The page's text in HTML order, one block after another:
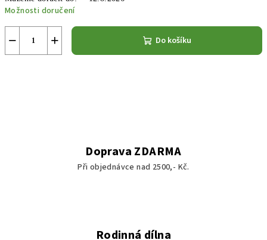
Možnosti doručení
+
− Do košíku
Doprava ZDARMA
Při objednávce nad 2500,- Kč.
Rodinná dílna